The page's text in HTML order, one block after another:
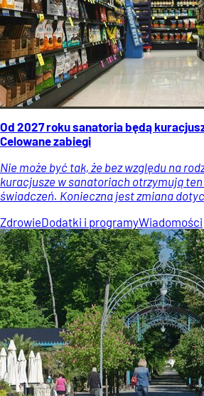
Od 2027 roku sanatoria będą
Celowane zabiegi
Nie może być tak, że bez względu na
kuracjusze w sanatoriach otrzymują
świadczeń. Konieczna jest zmiana
ZdrowieDodatki i programyWiadomości